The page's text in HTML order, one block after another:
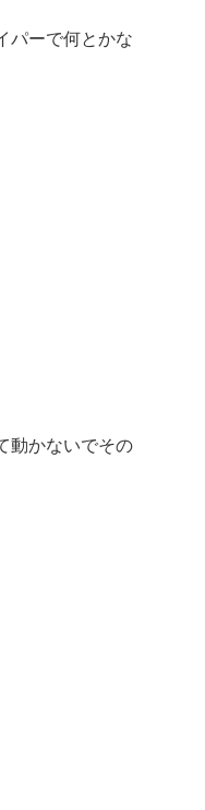
パーで何とかな
動かないでその